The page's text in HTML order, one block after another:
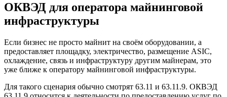
ОКВЭД для оператора майнинговой
инфраструктуры
Если бизнес не просто майнит на своём оборудовании, а
предоставляет площадку, электричество, размещение ASIC,
охлаждение, связь и инфраструктуру другим майнерам, это
уже ближе к оператору майнинговой инфраструктуры.
Для такого сценария обычно смотрят 63.11 и 63.11.9. ОКВЭД